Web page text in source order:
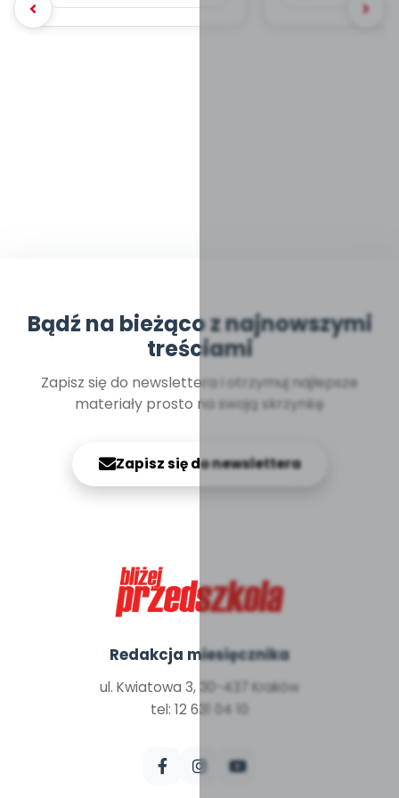
Bądź na bieżąco z najnowszymi
treściami
Zapisz się do newslettera i otrzymuj najlepsze
materiały prosto na swoją skrzynkę
Zapisz się do newslettera
Redakcja miesięcznika
ul. Kwiatowa 3, 30-437 Kraków
tel: 12 631 04 10